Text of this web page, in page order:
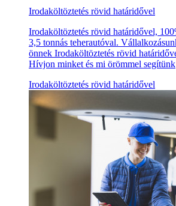
Irodaköltöztetés rövid határidővel
Irodaköltöztetés rövid határidővel,
3,5 tonnás teherautóval.
önnek Irodaköltöztetés rövid
Hívjon minket és mi örömmel segítünk
Irodaköltöztetés rövid határidővel